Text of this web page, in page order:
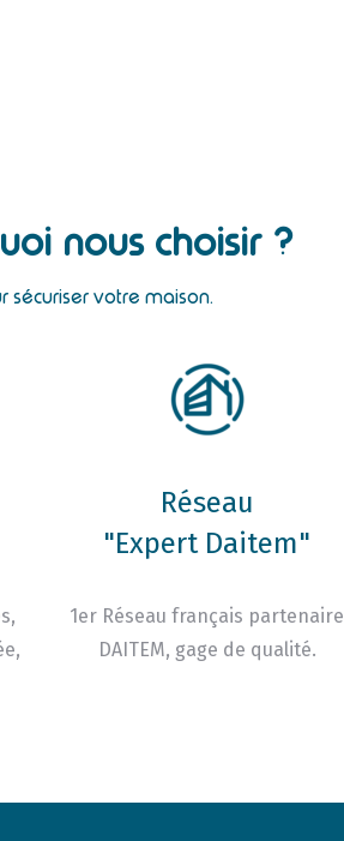
nous choisir ?
sécuriser votre maison.
Réseau
"Expert Daitem"
1er Réseau français partenaire
DAITEM, gage de qualité.